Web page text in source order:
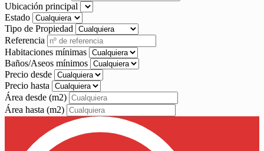
Ubicación principal
Estado
Tipo de Propiedad
Referencia
Habitaciones mínimas
Baños/Aseos mínimos
Precio desde
Precio hasta
Área desde (m2)
Área hasta (m2)